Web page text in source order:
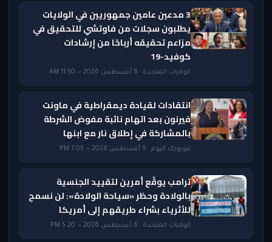
3 مدعين عامين جمهوريين في الولايات
يطلبون سجلات من فاوتشي للتحقيق في
مزاعم تحقيقه أرباحًا من إرشادات
كوفيد-19
الولايات المتحدة · 6 أغسطس 2026 — 11:50 AM
انتقادات لقيادة ديمقراطية في ماونت
فيرنون بعد اتهام نائبة مفوض الشرطة
بالمشاركة في إطلاق نار مع ابنها
نيويورك اليوم · 9 أغسطس 2026 — 7:05 PM
ترامب يوقّع أمرين لتقييد الجنسية
بالولادة وحظر «سياحة الولادة»: لن نسمح
للأثرياء بشراء طريقهم إلى أمريكا
الولايات المتحدة · 6 أغسطس 2026 — 5:20 PM